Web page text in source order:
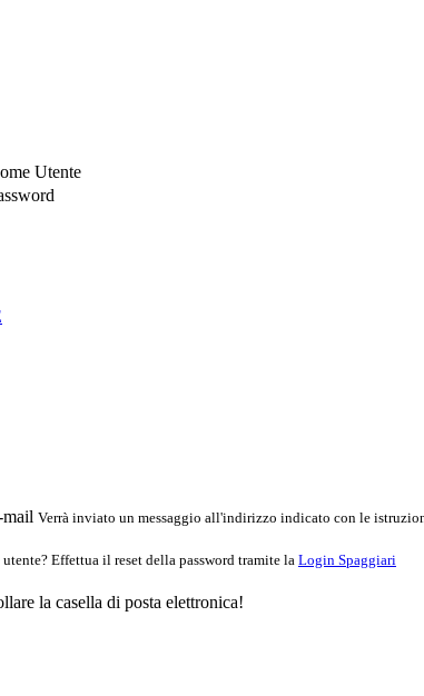
Utente
Verrà inviato un messaggio all'indirizzo indicato con le
Effettua il reset della password tramite la Login Spaggiari
la casella di posta elettronica!